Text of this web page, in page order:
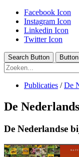
Facebook Icon
Instagram Icon
Linkedin Icon
Twitter Icon
Search Button Button
Publicaties /De
De
De Nederlandse